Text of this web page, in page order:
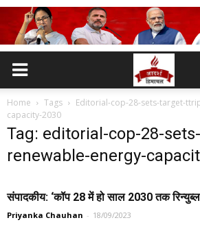
Home Tags
Editorial-cop-28-sets-target-
capacity-2030
Tag: editorial-cop-28-
renewable-energy-
संपादकीय: ‘कॉप 28 में हो साल 2030 तक रिन्युब्ल
Priyanka Chauhan - 18/09/2023